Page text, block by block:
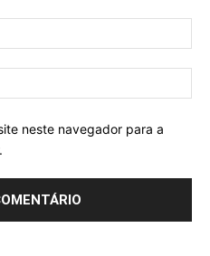
neste navegador para a